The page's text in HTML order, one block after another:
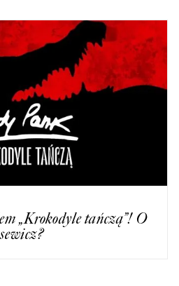
„Krokodyle tańczą”! O